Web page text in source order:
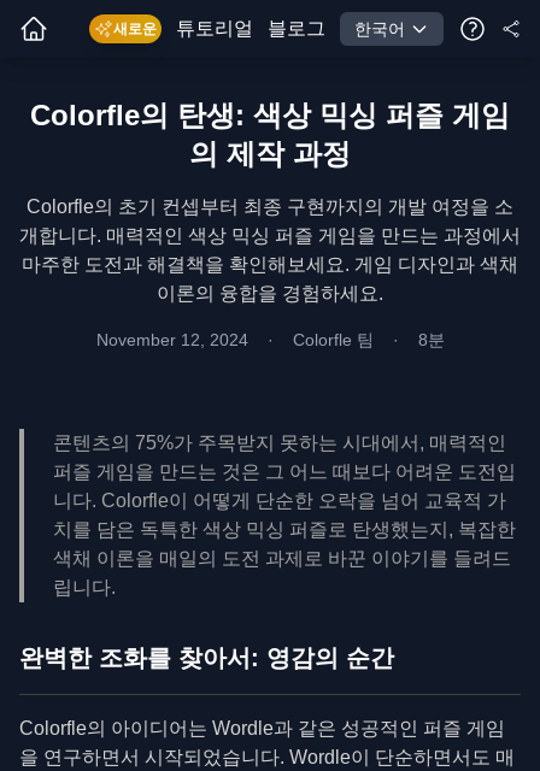
새로운 튜토리얼 블로그 한국어
Colorfle의 탄생: 색상 믹싱 퍼즐 게임
의 제작 과정
Colorfle의 초기 컨셉부터 최종 구현까지의 개발 여정을 소
개합니다. 매력적인 색상 믹싱 퍼즐 게임을 만드는 과정에서
마주한 도전과 해결책을 확인해보세요. 게임 디자인과 색채
이론의 융합을 경험하세요.
November 12, 2024 · Colorfle 팀 · 8분
콘텐츠의 75%가 주목받지 못하는 시대에서, 매력적인
퍼즐 게임을 만드는 것은 그 어느 때보다 어려운 도전입
니다. Colorfle이 어떻게 단순한 오락을 넘어 교육적 가
치를 담은 독특한 색상 믹싱 퍼즐로 탄생했는지, 복잡한
색채 이론을 매일의 도전 과제로 바꾼 이야기를 들려드
립니다.
완벽한 조화를 찾아서: 영감의 순간
Colorfle의 아이디어는 Wordle과 같은 성공적인 퍼즐 게임
을 연구하면서 시작되었습니다. Wordle이 단순하면서도 매